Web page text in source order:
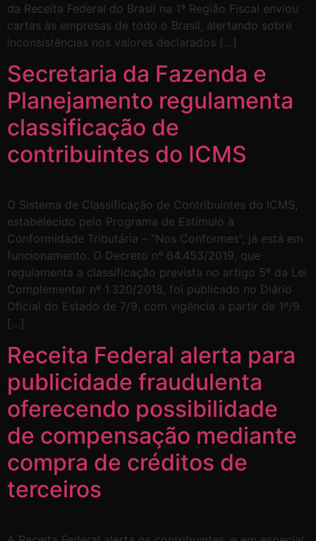
da Receita Federal do Brasil na 1ª Região Fiscal enviou
cartas às empresas de todo o Brasil, alertando sobre
inconsistências nos valores declarados […]
Secretaria da Fazenda e
Planejamento regulamenta
classificação de
contribuintes do ICMS
O Sistema de Classificação de Contribuintes do ICMS,
estabelecido pelo Programa de Estímulo à
Conformidade Tributária – “Nos Conformes”, já está em
funcionamento. O Decreto nº 64.453/2019, que
regulamenta a classificação prevista no artigo 5º da Lei
Complementar nº 1.320/2018, foi publicado no Diário
Oficial do Estado de 7/9, com vigência a partir de 1º/9.
[…]
Receita Federal alerta para
publicidade fraudulenta
oferecendo possibilidade
de compensação mediante
compra de créditos de
terceiros